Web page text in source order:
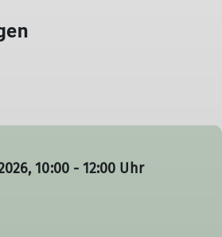
10:00 - 12:00 Uhr